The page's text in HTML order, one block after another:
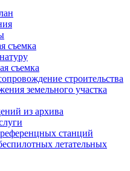
съемка
съемка
строительства
земельного участка
из архива
станций
летательных